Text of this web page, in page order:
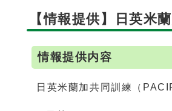
【情報提供】日英米
情報提供内容
日英米蘭加共同訓練（